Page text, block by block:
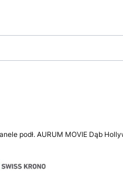
podł. AURUM MOVIE Dąb